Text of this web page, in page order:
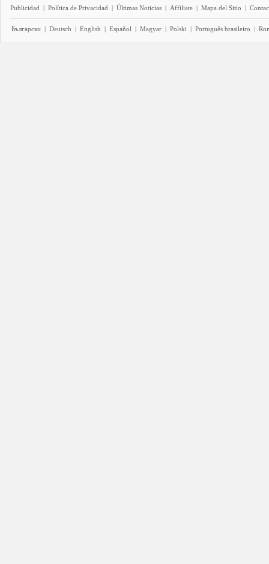
Publicidad | Política de Privacidad | Últimas Noticias | Affiliate | Mapa del Sitio |
Български | Deutsch | English | Español | Magyar | Polski | Português brasileiro |